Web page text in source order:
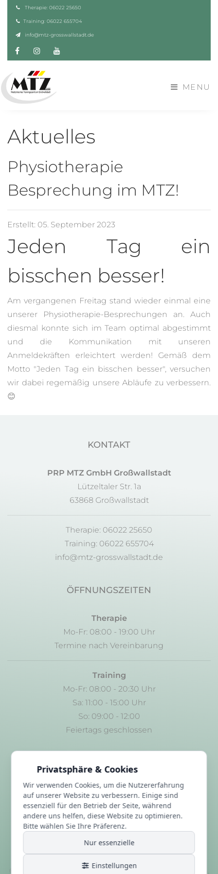
Therapie: 06022 25650
Training: 06022 655704
info@mtz-grosswallstadt.de
FacebookInstagram
MENU
Aktuelles
Physiotherapie
Besprechung im MTZ!
Erstellt: 05. September 2023
Jeden Tag ein
bisschen besser!
Am vergangenen Freitag stand wieder einmal eine
unserer Physiotherapie-Besprechungen an. Auch
diesmal konnte sich im Team optimal abgestimmt
und die Kommunikation mit unseren
Anmeldekräften erleichtert werden! Gemäß dem
Motto "Jeden Tag ein bisschen besser", versuchen
wir dabei regemäßig unsere Abläufe zu verbessern.
😊
KONTAKT
PRP MTZ GmbH Großwallstadt
Lützeltaler Str. 1a
63868 Großwallstadt
Therapie: 06022 25650
Training: 06022 655704
info@mtz-grosswallstadt.de
ÖFFNUNGSZEITEN
Therapie
Mo-Fr: 08:00 - 19:00 Uhr
Termine nach Vereinbarung
Training
Mo-Fr: 08:00 - 20:30 Uhr
Sa: 11:00 - 15:00 Uhr
So: 09:00 - 12:00
Feiertags geschlossen
FAQ
Datenschutz
Impressum
FacebookInstagramYou Tube
©2026 MTZ Großwallstadt | Alle Rechte vorbehalten.
Privatsphäre & Cookies
Wir verwenden Cookies, um die Nutzererfahrung
auf unserer Website zu verbessern. Einige sind
essenziell für den Betrieb der Seite, während
andere uns helfen, diese Website zu optimieren.
Bitte wählen Sie Ihre Präferenz.
Nur essenzielle
Einstellungen